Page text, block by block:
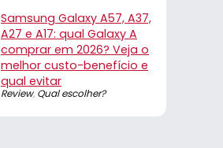
Samsung Galaxy A57, A37,
A27 e A17: qual Galaxy A
comprar em 2026? Veja o
melhor custo-benefício e
qual evitar
Review, Qual escolher?